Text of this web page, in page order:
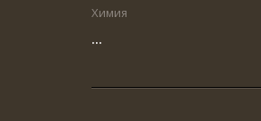
Химия
...